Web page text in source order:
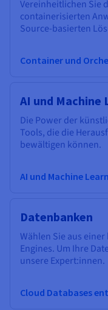
Vereinheitlichen Sie
containerisierten
Source-basierten
Container und
AI und Machine
Die Power der
Tools, die die
bewältigen können.
AI und Machine
Datenbanken
Wählen Sie aus
Engines. Um Ihre
unsere Expert:innen.
Cloud Databases